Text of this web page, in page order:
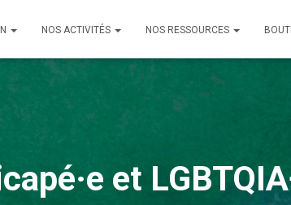
NOS ACTIVITÉS NOS RESSOURCES
et